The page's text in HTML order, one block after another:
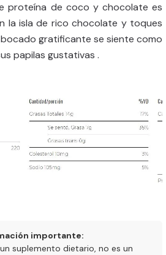
proteína de coco y chocolate es
la isla de rico chocolate y toques
gratificante se siente como
papilas gustativas .
importante:
suplemento dietario, no es un